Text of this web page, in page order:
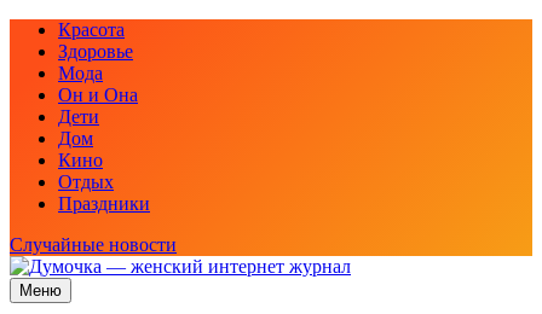
Перейти
содержимому
Красота
Здоровье
Мода
Он и Она
Дети
Дом
Кино
Отдых
Праздники
Случайные новости
Думочка — женский интернет журнал
женский интернет журнал — мода, рецепты красоты, здоровья,
Меню